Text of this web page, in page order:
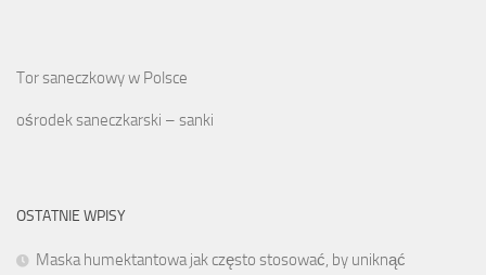
Tor saneczkowy w Polsce
ośrodek saneczkarski – sanki
OSTATNIE WPISY
Maska humektantowa jak często stosować, by uniknąć